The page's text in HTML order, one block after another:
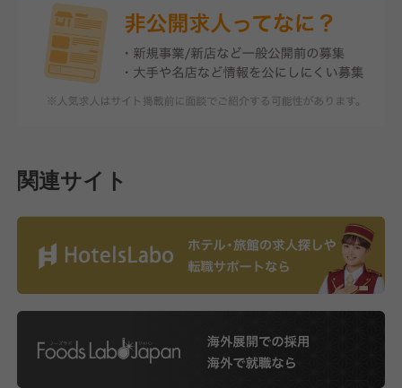
関連サイト